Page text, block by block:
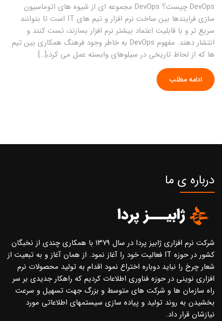
DevOps چیست؟ DevOps مجموعه ای از شیوه های اتوماسیون
سازی فرایندها بین ساخت نرم افزار و تیم های IT است تا بتوانند
سریع تر و با قابلیت اعتماد بیشتر نرم افزار بسازند، تست کنند و
انتشار دهند. مفهوم DevOps به خاطر وجود فرهنگ همکاری بین تیم
ها که از لحاظ تاریخی در سیلوهای وابسته عمل می کرد،[…]
ادامه مطلب
درباره ی ما
شرکت نرم افزاری ژابیز پردا در سال ۱۳۷۹ با همکاری چندی از نخبگان
کشور در حوزه IT فعالیت خود را آغاز نمود. از همان آغاز و به تبعیت از
شعار چرخ را نباید دوباره اختراع نمود اقدام به تولید محصولات نرم
افزاری نوینی در حوزه فناوری اطلاعات کردیم که راهکار جدیدی بر سر
راه سازمان ها و شرکت های متوسط و بزرگ جهت تسهیل و سرعت
بخشیدن به روند تولید و پیاده سازی سیستمهای اطلاعاتی مورد
نیازشان قرار داد.